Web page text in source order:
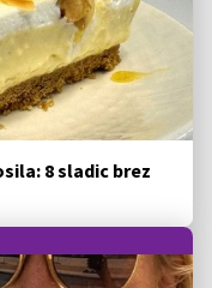
8 sladic brez